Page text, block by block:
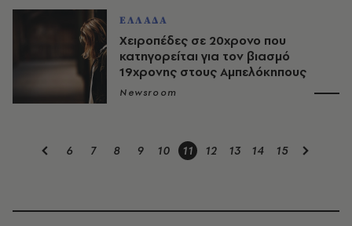
ΕΛΛΑΔΑ
Χειροπέδες σε 20χρονο που
κατηγορείται για τον βιασμό
19χρονης στους Αμπελόκηπους
Newsroom
6 7 8 9 10 11 12 13 14 15